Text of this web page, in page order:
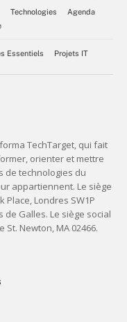
Technologies
Agenda
Essentiels Projets IT